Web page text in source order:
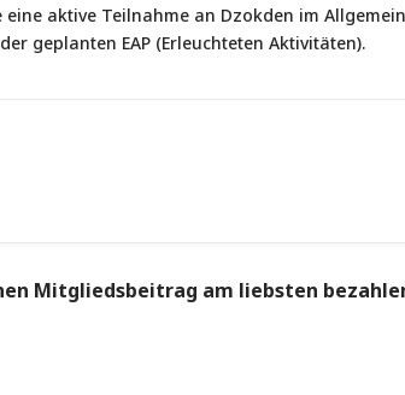
aktive Teilnahme an Dzokden im
geplanten EAP (Erleuchteten Aktivitäten).
Mitgliedsbeitrag am liebsten